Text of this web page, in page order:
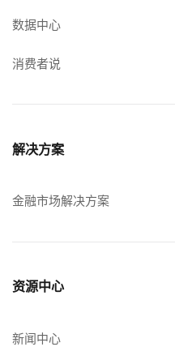
数据中心
消费者说
解决方案
金融市场解决方案
资源中心
新闻中心